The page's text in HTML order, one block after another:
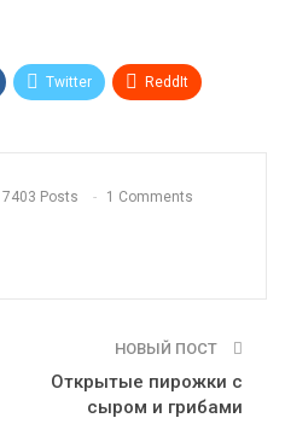
Twitter ReddIt
Posts 1 Comments
НОВЫЙ ПОСТ
Открытые пирожки с
сыром и грибами